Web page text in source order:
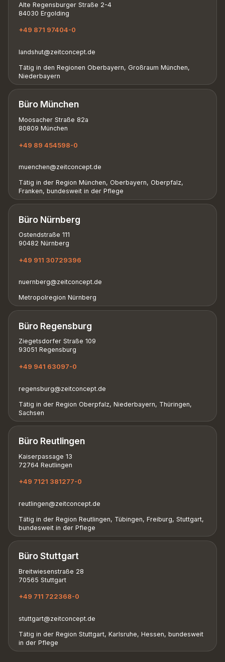
Alte Regensburger Straße 2-4
84030 Ergolding
+49 871 97404-0
landshut@zeitconcept.de
Tätig in den Regionen Oberbayern, Großraum München,
Niederbayern
Büro München
Moosacher Straße 82a
80809 München
+49 89 454598-0
muenchen@zeitconcept.de
Tätig in der Region München, Oberbayern, Oberpfalz,
Franken, bundesweit in der Pflege
Büro Nürnberg
Ostendstraße 111
90482 Nürnberg
+49 911 30729396
nuernberg@zeitconcept.de
Metropolregion Nürnberg
Büro Regensburg
Ziegetsdorfer Straße 109
93051 Regensburg
+49 941 63097-0
regensburg@zeitconcept.de
Tätig in der Region Oberpfalz, Niederbayern, Thüringen,
Sachsen
Büro Reutlingen
Kaiserpassage 13
72764 Reutlingen
+49 7121 381277-0
reutlingen@zeitconcept.de
Tätig in der Region Reutlingen, Tübingen, Freiburg, Stuttgart,
bundesweit in der Pflege
Büro Stuttgart
Breitwiesenstraße 28
70565 Stuttgart
+49 711 722368-0
stuttgart@zeitconcept.de
Tätig in der Region Stuttgart, Karlsruhe, Hessen, bundesweit
in der Pflege